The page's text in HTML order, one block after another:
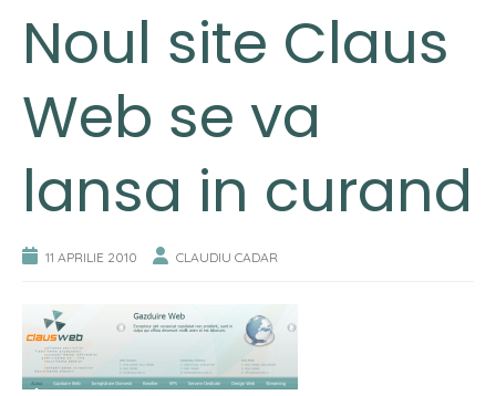
Noul site Claus
Web se va
lansa in curand
11 APRILIE 2010 CLAUDIU CADAR